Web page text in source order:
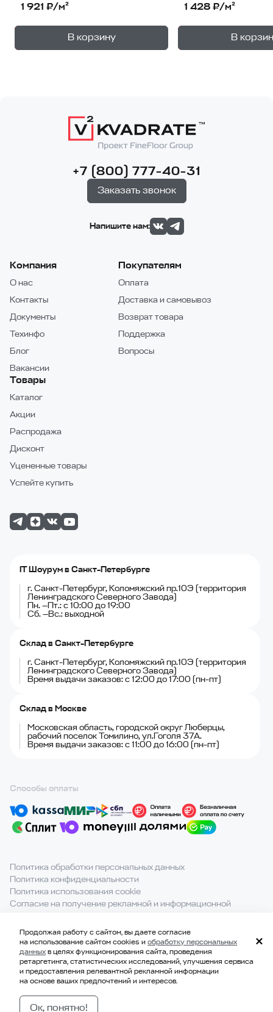
1 921 ₽/м²
В корзину
1уп.
1 428 ₽/м²
В 1
+7 (800) 777-40-31
Заказать звонок
Напишите нам:
Компания
О нас
Контакты
Документы
Техинфо
Блог
Вакансии
Покупателям
Оплата
Доставка и самовывоз
Возврат товара
Поддержка
Вопросы
Товары
Каталог
Акции
Распродажа
Дисконт
Уцененные товары
Успейте купить
IT Шоурум в Санкт-Петербурге
г. Санкт-Петербург, Коломяжский пр.10Э (территория
Ленинградского Северного Завода)
Пн. —Пт.: с 10:00 до 19:00
Сб. —Вс.: выходной
Склад в Санкт-Петербурге
г. Санкт-Петербург, Коломяжский пр.10Э (территория
Ленинградского Северного Завода)
Время выдачи заказов: с 12:00 до 17:00 (пн-пт)
Склад в Москве
Московская область, городской округ Люберцы,
рабочий поселок Томилино, ул.Гоголя 37А.
Время выдачи заказов: с 11:00 до 16:00 (пн-пт)
Способы оплаты
Политика обработки персональных данных
Политика конфиденциальности
Политика использования cookie
Согласие на получение рекламной и информационной
При полном или частичном использовании материалов с
сайта ссылка на источник обязательна.
© 2021-2026, ООО «ВКВАДРАТЕ»
ИНН 7814707183
Продолжая работу с сайтом, вы даете согласие
на использование сайтом cookies иобработку персональных
данныхв целях функционирования сайта, проведения
ретаргетинга, статистических исследований, улучшения сервиса
и предоставления релевантной рекламной информации
на основе ваших предпочтений и интересов.
Ок, понятно!